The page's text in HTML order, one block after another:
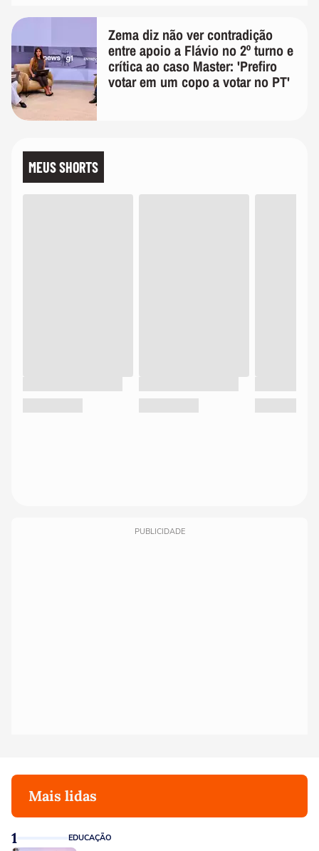
Zema diz não ver contradição
entre apoio a Flávio no 2º turno e
crítica ao caso Master: 'Prefiro
votar em um copo a votar no PT'
MEUS SHORTS
PUBLICIDADE
Mais lidas
1 EDUCAÇÃO